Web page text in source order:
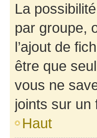
La
par groupe,
l’ajout de
être que
vous ne
joints sur un
Haut